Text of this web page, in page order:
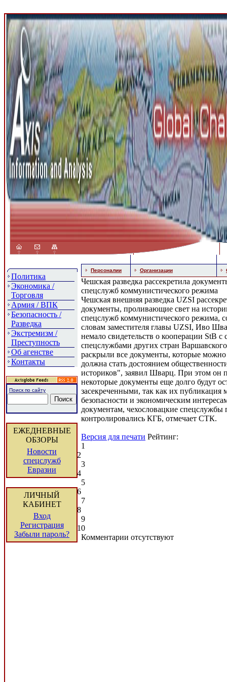
Политика
Экономика /
Торговля
Армия / ВПК
Безопасность /
Разведка
Экстремизм /
Преступность
Об агенстве
Контакты
Поиск по сайту
ЕЖЕДНЕВНЫЕ
ОБЗОРЫ
Новости
спецслужб
Евразии
ЛИЧНЫЙ
КАБИНЕТ
Вход
Регистрация
Забыли пароль?
Персоналии Организации
Чешская разведка рассекретила
спецслужб коммунистического режима
Чешская внешняя разведка UZSI
документы, проливающие свет на
спецслужб коммунистического режима,
словам заместителя главы UZSI, Иво
немало свидетельств о кооперации StB
спецслужбами других стран
раскрыли все документы, которые
должна стать достоянием
историков", заявил Шварц. При этом он
некоторые документы еще долго будут
засекреченными, так как их публикация
безопасности и экономическим
документам, чехословацкие спецслужбы
контролировались КГБ, отмечает СТК.
Версия для печати Рейтинг:
1
2
3
4
5
6
7
8
9
10
Комментарии отсутствуют